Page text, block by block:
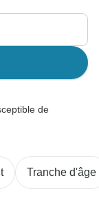
de
Tranche d'âge